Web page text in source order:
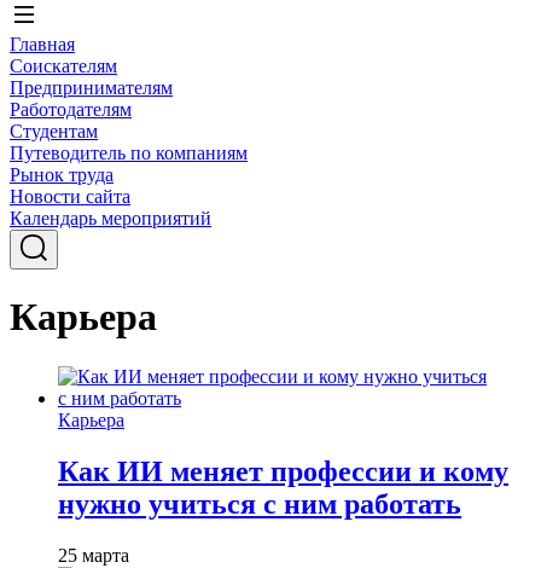
Главная
Соискателям
Предпринимателям
Работодателям
Студентам
Путеводитель по компаниям
Рынок труда
Новости сайта
Календарь мероприятий
Карьера
Карьера
Как ИИ меняет профессии и кому
нужно учиться с ним работать
25 марта